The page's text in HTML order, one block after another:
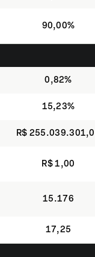
90,00%
0,82%
15,23%
R$
R$ 1,00
15.176
17,25